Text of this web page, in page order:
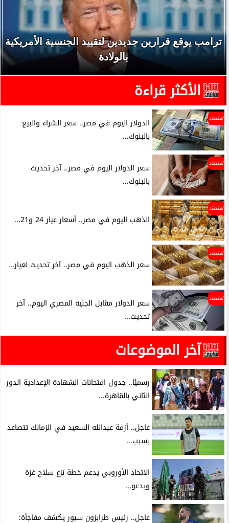
ترامب يوقع قرارين جديدين لتقييد الجنسية الأمريكية
بالولادة
الأكثر قراءة
اقتصاد
الدولار اليوم في مصر.. سعر الشراء والبيع
بالبنوك...
اقتصاد
سعر الدولار اليوم في مصر.. آخر تحديث
بالبنوك...
اقتصاد
الذهب اليوم في مصر.. أسعار عيار 24 و21...
اقتصاد
سعر الذهب اليوم في مصر.. آخر تحديث لعيار...
اقتصاد
سعر الدولار مقابل الجنيه المصري اليوم.. آخر
تحديث...
آخر الموضوعات
رسميًا.. جدول امتحانات الشهادة الإعدادية الدور
الثاني بالقاهرة...
عاجل.. أزمة عبدالله السعيد في الزمالك تتصاعد
بسبب...
الاتحاد الأوروبي يدعم خطة نزع سلاح غزة
ويدعو...
عاجل.. رئيس طرابزون سبور يكشف مفاجأة: